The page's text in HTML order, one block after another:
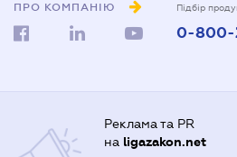
ПРО КОМПАНІЮ Підбір
0-800-
Реклама та PR
на ligazakon.net